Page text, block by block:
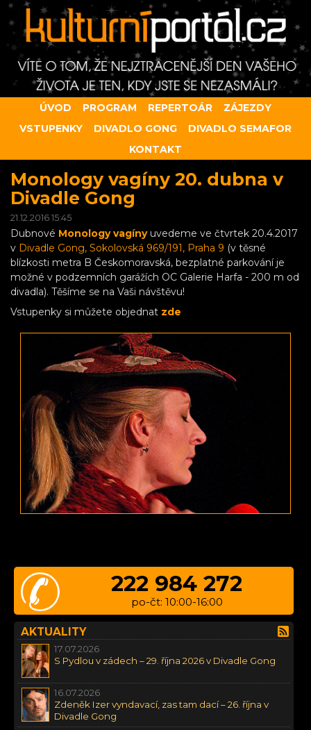
ÚVOD PROGRAM REPERTOÁR
ZÁJEZDY
VSTUPENKY
DIVADLO GONG
DIVADLO SEMAFOR
KONTAKT
Monology vagíny 20. dubna v
Divadle Gong
21.12.2016 15:45
Dubnové Monology vagínyuvedeme ve čtvrtek 20.4.2017
v Divadle Gong, Sokolovská 969/191, Praha 9 (v těsné
blízkosti metra B Českomoravská, bezplatné parkování je
možné v podzemních garážích OC Galerie Harfa - 200 m od
divadla). Těšíme se na Vaši návštěvu!
Vstupenky si můžete objednat zde
222 984 272
po-čt: 10:00-16:00
AKTUALITY
17.07.2026
S Pydlou v zádech – 29. října 2026 v Divadle Gong
16.07.2026
Zdeněk Izer vyndavací, zas tam dací – 26. října v
Divadle Gong